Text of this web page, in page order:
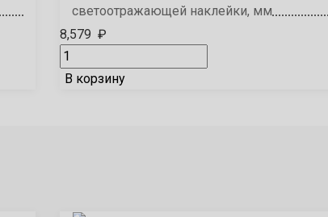
светоотражающей наклейки, мм
8,579 ₽
В корзину